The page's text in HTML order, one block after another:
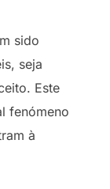
sido
seja
Este
fenómeno
à